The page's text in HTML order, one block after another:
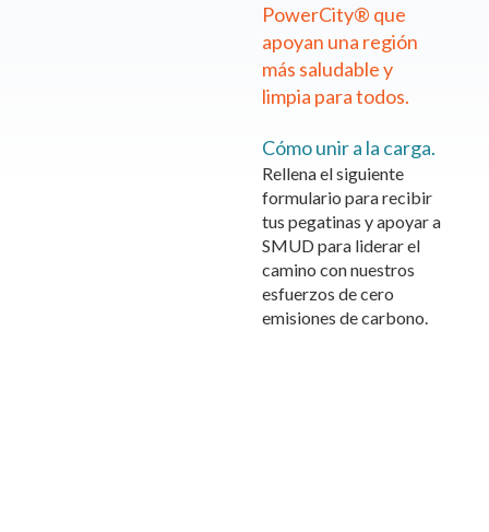
PowerCity® que
apoyan una región
más saludable y
limpia para todos.
Cómo unir a la carga.
Rellena el siguiente
formulario para recibir
tus pegatinas y apoyar a
SMUD para liderar el
camino con nuestros
esfuerzos de cero
emisiones de carbono.